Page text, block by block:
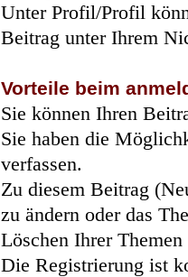
Unter Profil/Profil
Beitrag unter Ihrem
Vorteile beim
Sie können Ihren
Sie haben die
verfassen.
Zu diesem Beitrag
zu ändern oder das
Löschen Ihrer
Die Registrierung ist